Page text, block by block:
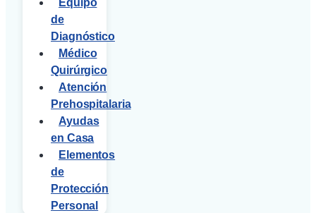
Equipo
de
Diagnóstico
Médico
Quirúrgico
Atención
Prehospitalaria
Ayudas
en Casa
Elementos
de
Protección
Personal